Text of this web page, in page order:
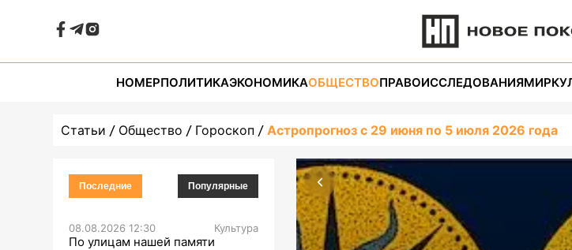
НОМЕРПОЛИТИКАЭКОНОМИКАОБЩЕСТВОПРАВОИССЛЕДОВАНИЯМИР
Статьи Общество Гороскоп Астропрогноз с 29 июня по 5 июля 2026 года
Последние Популярные
08.08.2026 12:30 Культура
По улицам нашей памяти